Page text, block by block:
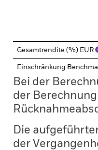
Gesamtrendite (%) EUR
Einschränkung
Bei der
der
Die
der